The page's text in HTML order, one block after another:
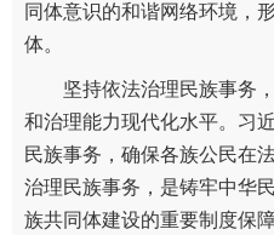
同体意识的和谐网络环境，
体。
坚持依法治理民族事务，
和治理能力现代化水平。习
民族事务，确保各族公民在
治理民族事务，是铸牢中华
族共同体建设的重要制度保